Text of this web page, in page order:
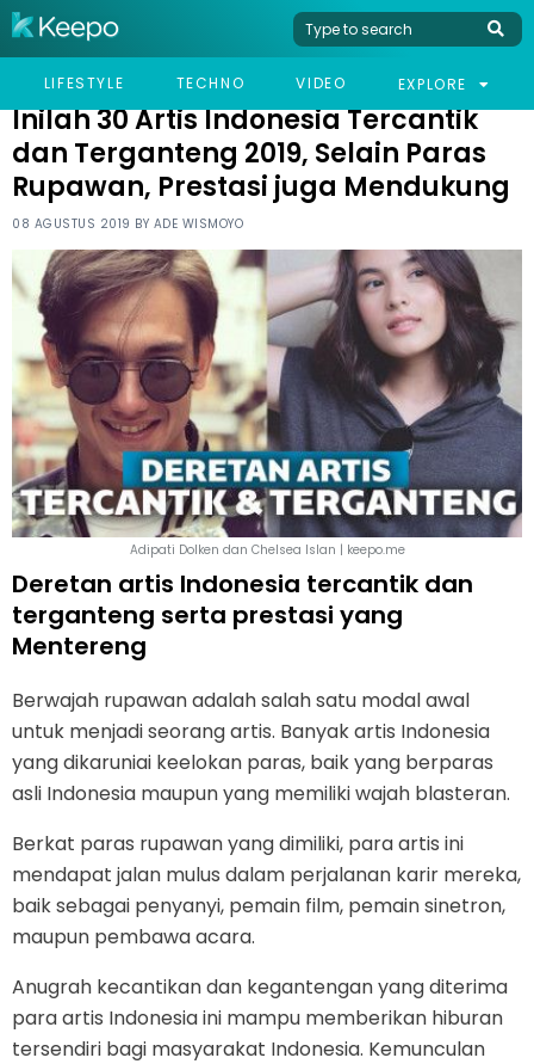
LIFESTYLE TECHNO VIDEO EXPLORE
HOME CELEB
INILAH 30 ARTIS INDONESIA TERCANTIK DAN TERGANTENG 2019,
Inilah 30 Artis Indonesia Tercantik
dan Terganteng 2019, Selain Paras
Rupawan, Prestasi juga Mendukung
08 AGUSTUS 2019 BY ADE WISMOYO
Adipati Dolken dan Chelsea Islan | keepo.me
Deretan artis Indonesia tercantik dan
terganteng serta prestasi yang
Mentereng
Berwajah rupawan adalah salah satu modal awal
untuk menjadi seorang artis. Banyak artis Indonesia
yang dikaruniai keelokan paras, baik yang berparas
asli Indonesia maupun yang memiliki wajah blasteran.
Berkat paras rupawan yang dimiliki, para artis ini
mendapat jalan mulus dalam perjalanan karir mereka,
baik sebagai penyanyi, pemain film, pemain sinetron,
maupun pembawa acara.
Anugrah kecantikan dan kegantengan yang diterima
para artis Indonesia ini mampu memberikan hiburan
tersendiri bagi masyarakat Indonesia. Kemunculan